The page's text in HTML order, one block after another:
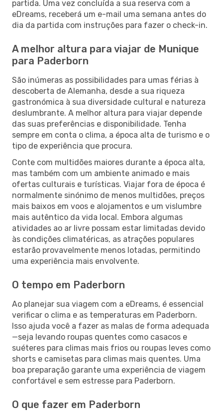
partida. Uma vez concluída a sua reserva com a
eDreams, receberá um e-mail uma semana antes do
dia da partida com instruções para fazer o check-in.
A melhor altura para viajar de Munique
para Paderborn
São inúmeras as possibilidades para umas férias à
descoberta de Alemanha, desde a sua riqueza
gastronómica à sua diversidade cultural e natureza
deslumbrante. A melhor altura para viajar depende
das suas preferências e disponibilidade. Tenha
sempre em conta o clima, a época alta de turismo e o
tipo de experiência que procura.
Conte com multidões maiores durante a época alta,
mas também com um ambiente animado e mais
ofertas culturais e turísticas. Viajar fora de época é
normalmente sinónimo de menos multidões, preços
mais baixos em voos e alojamentos e um vislumbre
mais autêntico da vida local. Embora algumas
atividades ao ar livre possam estar limitadas devido
às condições climatéricas, as atrações populares
estarão provavelmente menos lotadas, permitindo
uma experiência mais envolvente.
O tempo em Paderborn
Ao planejar sua viagem com a eDreams, é essencial
verificar o clima e as temperaturas em Paderborn.
Isso ajuda você a fazer as malas de forma adequada
—seja levando roupas quentes como casacos e
suéteres para climas mais frios ou roupas leves como
shorts e camisetas para climas mais quentes. Uma
boa preparação garante uma experiência de viagem
confortável e sem estresse para Paderborn.
O que fazer em Paderborn